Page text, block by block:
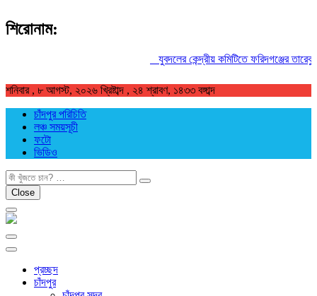
শিরোনাম:
যুবদলের কেন্দ্রীয় কমিটিতে ফরিদগঞ্জের তারেকুর
শনিবার , ৮ আগস্ট, ২০২৬ খ্রিষ্টাব্দ , ২৪ শ্রাবণ, ১৪৩৩ বঙ্গাব্দ
চাঁদপুর পরিচিতি
লঞ্চ সময়সূচী
ফটো
ভিডিও
খুজুন
Close
প্রচ্ছদ
চাঁদপুর